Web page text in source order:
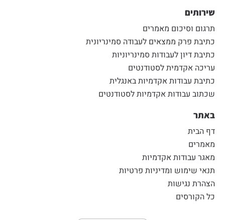
שירותים
תרגום וסיכום מאמרים
כתיבת פרק ממצאים לעבודה סמינריונית
כתיבת דיון לעבודות סמינריוניות
עריכה אקדמית לסטודנטים
כתיבת עבודות אקדמיות באנגלית
שכתוב עבודות אקדמיות לסטודנטים
באתר
דף הבית
מאמרים
מאגר עבודות אקדמיות
תנאי שימוש ומדיניות פרטיות
הצהרת נגישות
כל הקורסים